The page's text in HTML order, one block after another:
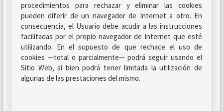
procedimientos para rechazar y eliminar las cookies
pueden diferir de un navegador de Internet a otro. En
consecuencia, el Usuario debe acudir a las instrucciones
facilitadas por el propio navegador de Internet que esté
utilizando. En el supuesto de que rechace el uso de
cookies —total o parcialmente— podrá seguir usando el
Sitio Web, si bien podrá tener limitada la utilización de
algunas de las prestaciones del mismo.